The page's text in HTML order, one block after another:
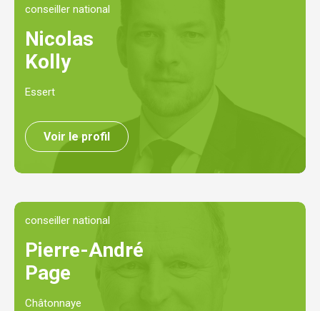
conseiller national
Nicolas
Kolly
Essert
Voir le profil
conseiller national
Pierre-André
Page
Châtonnaye